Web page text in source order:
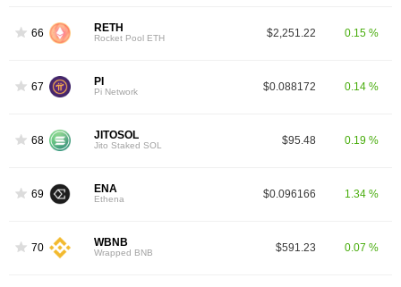
66 RETH
Rocket Pool ETH $2,251.22 0.15 %
67 PI
Pi Network $0.088172 0.14 %
68 JITOSOL
Jito Staked SOL $95.48 0.19 %
69 ENA
Ethena $0.096166 1.34 %
70 WBNB
Wrapped BNB $591.23 0.07 %